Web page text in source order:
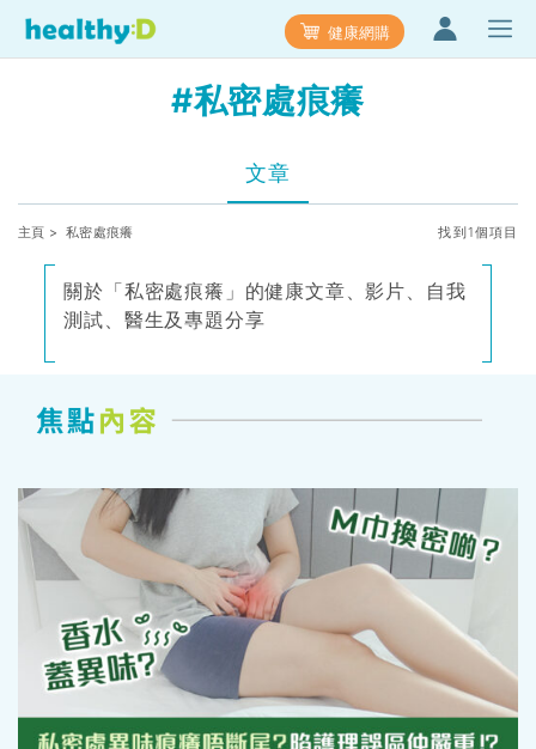
健康網購
#私密處痕癢
文章
主頁 > 私密處痕癢 找到1個項目
關於「私密處痕癢」的健康文章、影片、自我
測試、醫生及專題分享